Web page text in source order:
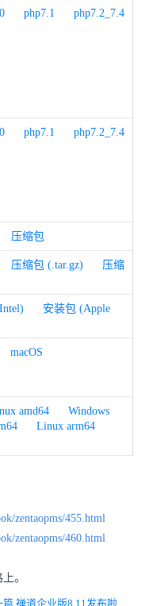
php7.1
php7.2_7.4
php7.1
php7.2_7.4
压缩包
压缩包 (.tar.gz)
压缩
安装包 (Apple
macOS
amd64
Windows
Linux arm64
zentaopms/455.html
zentaopms/460.html
。
下一篇 禅道企业版8.11发布啦，新增AI小程序设计器，大屏支持引用度量项和全局筛选器